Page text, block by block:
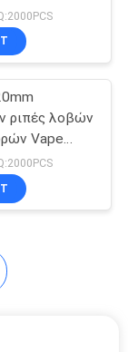
ριπές λοβών
Vape
διπλές
χρήσης